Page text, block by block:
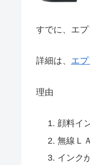
すでに、エ
詳細は、 エ
理由
顔料イ
無線Ｌ
インク